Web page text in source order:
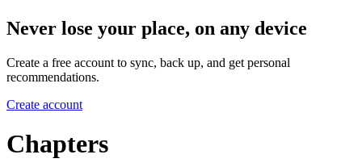
Never lose your place, on any device
Create a free account to sync, back up, and get personal
recommendations.
Create account
Chapters